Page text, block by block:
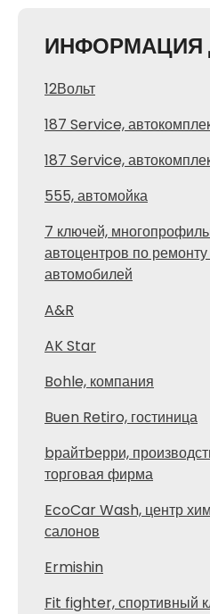
ИНФОРМАЦИЯ
12Вольт
187 Service,
187 Service,
555, автомойка
7 ключей,
автоцентров по
автомобилей
A&R
AK Star
Bohle, компания
Buen Retiro, гостиница
bрайтbерри,
торговая фирма
EcoCar Wash, центр
салонов
Ermishin
Fit fighter, спортивный